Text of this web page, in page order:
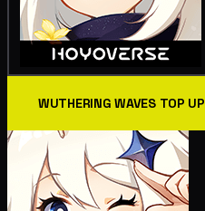
WUTHERING WAVES TOP UP